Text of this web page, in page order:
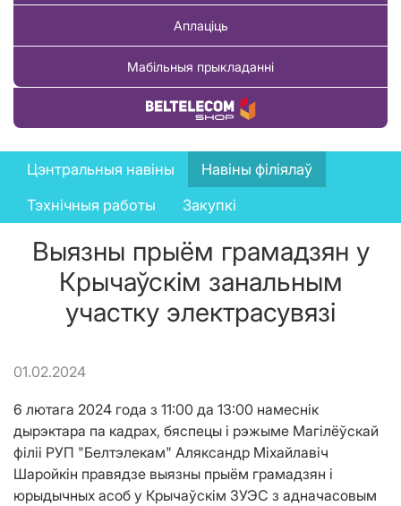
Аплаціць
Мабільныя прыкладанні
Купіць тавар
News
menu
Цэнтральныя навіны
Навіны філіялаў
Тэхнічныя работы
Закупкі
Выязны прыём грамадзян у
Крычаўскім занальным
участку электрасувязі
01.02.2024
6 лютага 2024 года з 11:00 да 13:00 намеснік
дырэктара па кадрах, бяспецы і рэжыме Магілёўскай
філіі РУП "Белтэлекам" Аляксандр Міхайлавіч
Шаройкін правядзе выязны прыём грамадзян і
юрыдычных асоб у Крычаўскім ЗУЭС з адначасовым